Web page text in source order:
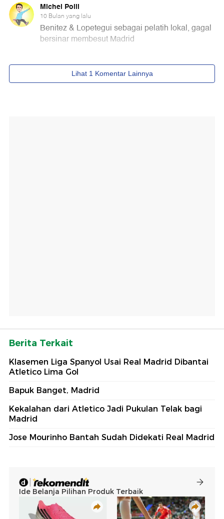
Berita Terkait
Klasemen Liga Spanyol Usai Real Madrid Dibantai
Atletico Lima Gol
Bapuk Banget, Madrid
Kekalahan dari Atletico Jadi Pukulan Telak bagi
Madrid
Jose Mourinho Bantah Sudah Didekati Real Madrid